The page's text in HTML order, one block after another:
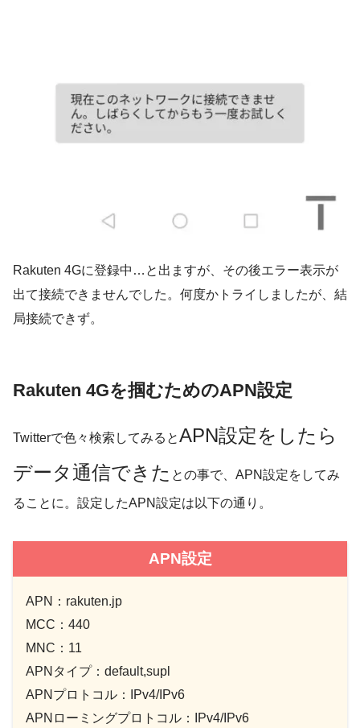
Rakuten 4Gに登録中…と出ますが、その後エラー表示が
出て接続できませんでした。何度かトライしましたが、結
局接続できず。
Rakuten 4Gを掴むためのAPN設定
Twitterで色々検索してみるとAPN設定をしたら
データ通信できた との事で、APN設定をしてみ
ることに。設定したAPN設定は以下の通り。
APN設定
APN：rakuten.jp
MCC：440
MNC：11
APNタイプ：default,supl
APNプロトコル：IPv4/IPv6
APNローミングプロトコル：IPv4/IPv6